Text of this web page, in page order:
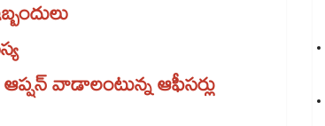
వాడాలంటున్న ఆఫీసర్లు